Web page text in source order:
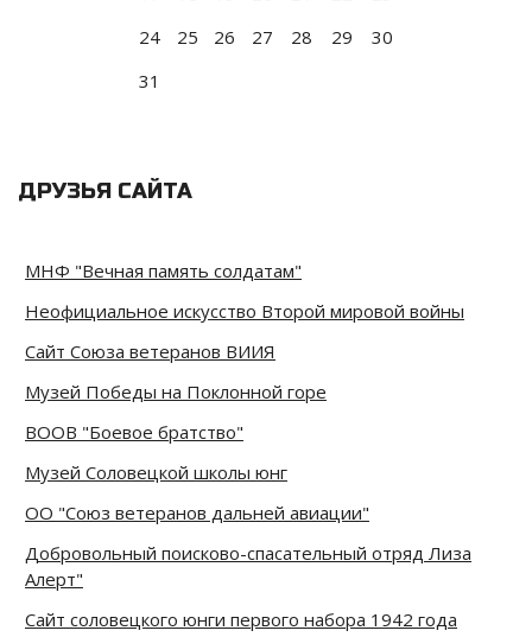
24
25 26 27 28 29
30
31
ДРУЗЬЯ САЙТА
МНФ "Вечная память солдатам"
Неофициальное искусство Второй мировой войны
Сайт Союза ветеранов ВИИЯ
Музей Победы на Поклонной горе
ВООВ "Боевое братство"
Музей Соловецкой школы юнг
ОО "Союз ветеранов дальней авиации"
Добровольный поисково-спасательный отряд Лиза
Алерт"
Сайт соловецкого юнги первого набора 1942 года